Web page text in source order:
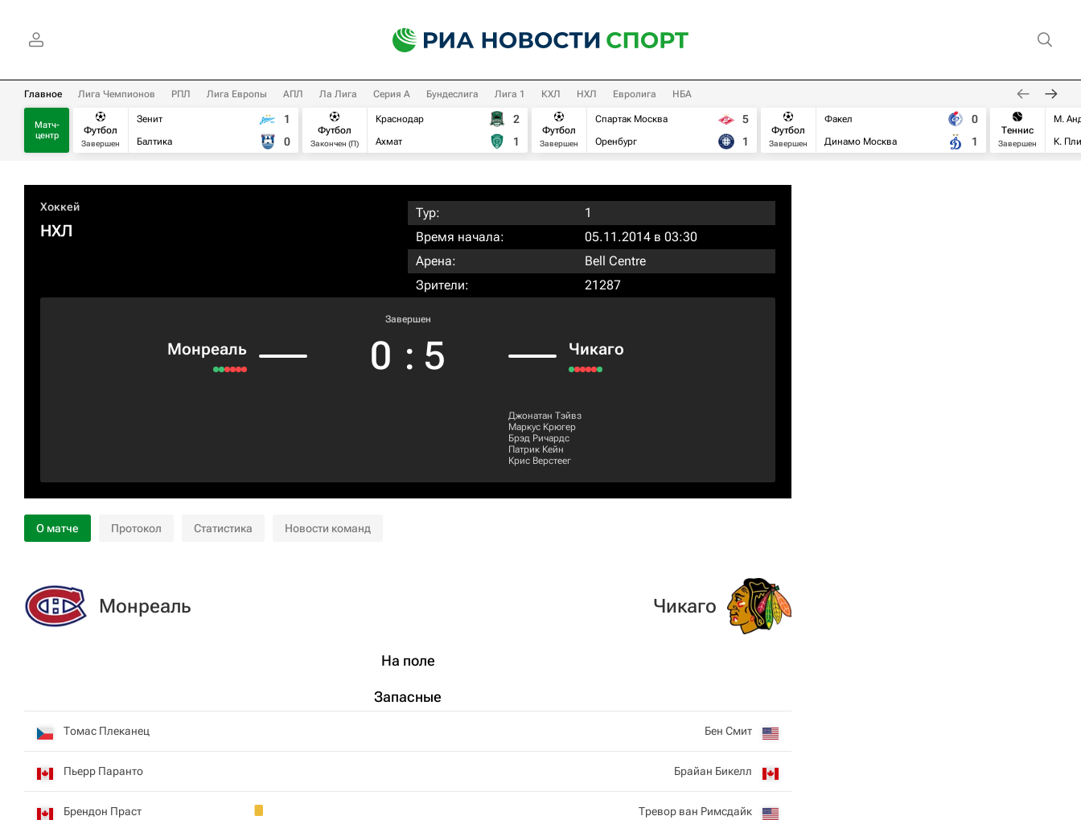
Главное Лига Чемпионов РПЛ Лига Европы АПЛ Ла Лига Серия А Бундеслига Лига 1 КХЛ НХЛ Евролига НБА
Матч-
центр
Футбол
Завершен
Зенит
Балтика
1
0
Футбол
Закончен (П)
Краснодар
Ахмат
2
1
Футбол
Завершен
Спартак Москва
Оренбург
5
1
Футбол
Завершен
Факел
Динамо Москва
0
1
Теннис
Завершен
М.
К.
Хоккей
НХЛ
Тур:
1
Время начала:
05.11.2014 в 03:30
Арена:
Bell Centre
Зрители:
21287
Монреаль
Завершен
0 : 5 Чикаго
Джонатан Тэйвз
Маркус Крюгер
Брэд Ричардс
Патрик Кейн
Крис Верстеег
О матче Протокол Статистика Новости команд
Монреаль
На поле
Запасные
Томас Плеканец
Пьерр Паранто
Брендон Праст
Чикаго
Бен Смит
Брайан Бикелл
Тревор ван Римсдайк